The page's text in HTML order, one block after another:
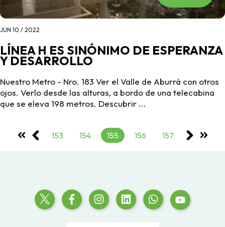
JUN 10 / 2022
LÍNEA H ES SINÓNIMO DE ESPERANZA
Y DESARROLLO
Nuestro Metro - Nro. 183 Ver el Valle de Aburrá con otros
ojos. Verlo desde las alturas, a bordo de una telecabina
que se eleva 198 metros. Descubrir ...
153 154 155 156 157